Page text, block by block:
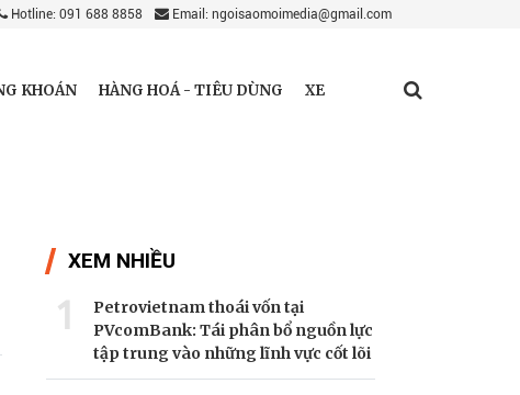
Hotline: 091 688 8858 Email: ngoisaomoimedia@gmail.com
KHOÁN HÀNG HOÁ - TIÊU DÙNG XE
XEM NHIỀU
1
Petrovietnam thoái vốn tại
PVcomBank: Tái phân bổ nguồn lực
tập trung vào những lĩnh vực cốt lõi